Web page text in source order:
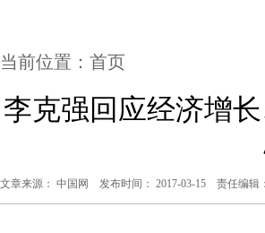
当前位置： 首页
李克强回应经济增
文章来源： 中国网 发布时间： 2017-03-15 责任编辑